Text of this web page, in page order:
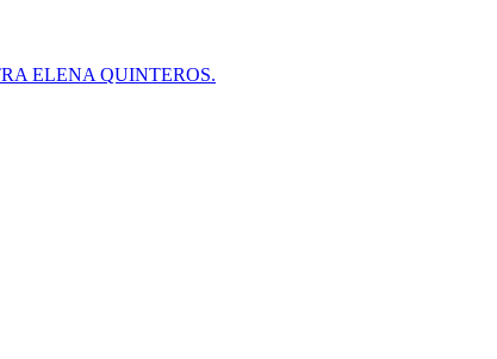
ELENA QUINTEROS.